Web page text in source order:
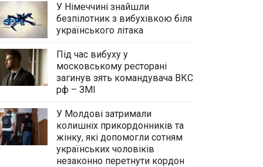
У Німеччині знайшли
безпілотник з вибухівкою біля
українського літака
Під час вибуху у
московському ресторані
загинув зять командувача ВКС
рф – ЗМІ
У Молдові затримали
колишніх прикордонників та
жінку, які допомогли сотням
українських чоловіків
незаконно перетнути кордон